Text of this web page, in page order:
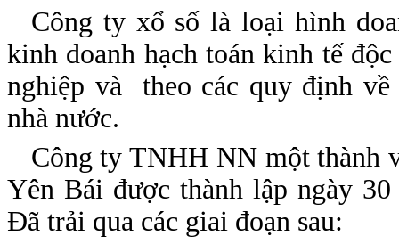
Công ty xổ số là loại hình
kinh doanh hạch toán kinh tế
nghiệp và theo các quy định về
nhà nước.
Công ty TNHH NN một thành
Yên Bái được thành lập ngày
Đã trải qua các giai đoạn sau: